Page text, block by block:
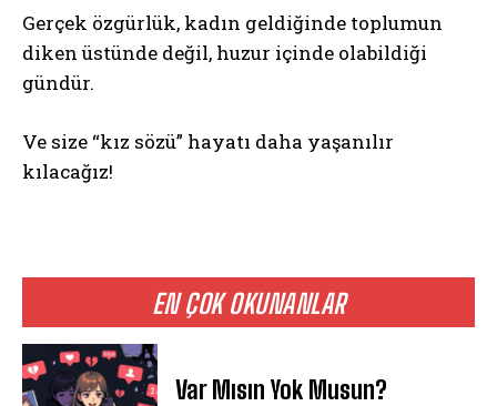
EN ÇOK OKUNANLAR
Var Mısın Yok Musun?
Gerçek özgürlük, kadın geldiğinde toplumun
diken üstünde değil, huzur içinde olabildiği
gündür.
Ve size “kız sözü” hayatı daha yaşanılır
kılacağız!